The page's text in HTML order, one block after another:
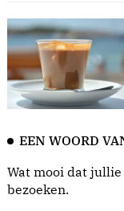
EEN WOORD
Wat mooi dat
bezoeken.